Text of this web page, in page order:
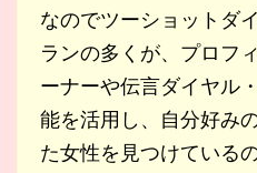
なのでツーショットダ
ランの多くが、プロフ
ーナーや伝言ダイヤル
能を活用し、自分好み
た女性を見つけている